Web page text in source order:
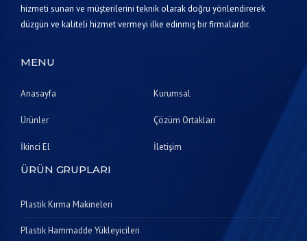
hizmeti sunan ve müşterilerini teknik olarak doğru yönlendirerek
düzgün ve kaliteli hizmet vermeyi ilke edinmiş bir firmalardır.
MENU
Anasayfa Kurumsal
Ürünler Çözüm Ortakları
İkinci El İletişim
ÜRÜN GRUPLARI
Plastik Kırma Makineleri
Plastik Hammadde Yükleyicileri